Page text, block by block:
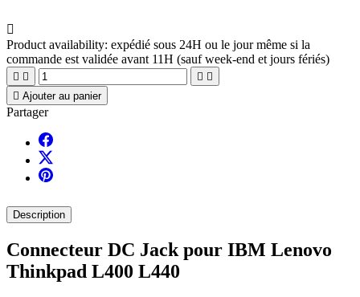

Product availability: expédié sous 24H ou le jour même si la
commande est validée avant 11H (sauf week-end et jours fériés)
   
 Ajouter au panier
Partager
Description
Connecteur DC Jack pour IBM Lenovo
Thinkpad L400 L440